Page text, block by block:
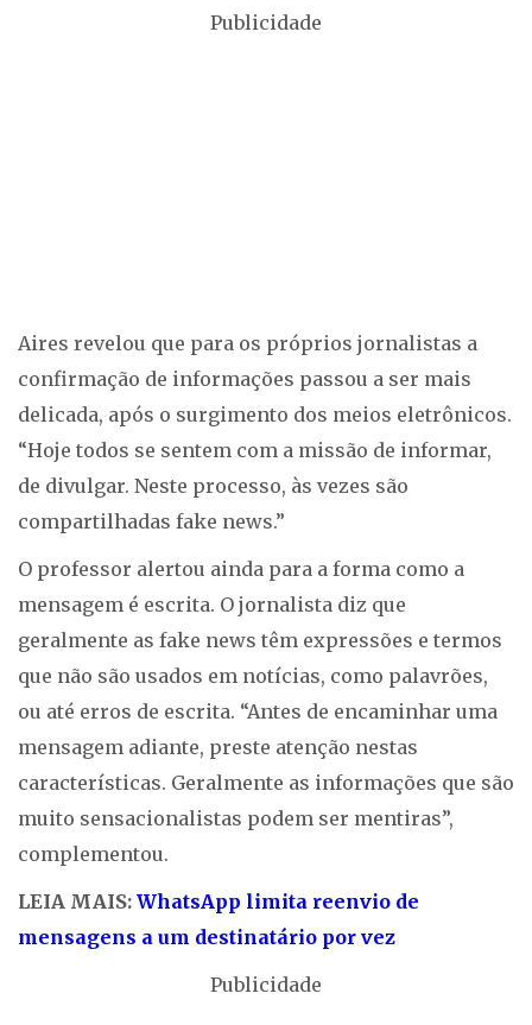
Publicidade
Aires revelou que para os próprios jornalistas a
confirmação de informações passou a ser mais
delicada, após o surgimento dos meios eletrônicos.
“Hoje todos se sentem com a missão de informar,
de divulgar. Neste processo, às vezes são
compartilhadas fake news.”
O professor alertou ainda para a forma como a
mensagem é escrita. O jornalista diz que
geralmente as fake news têm expressões e termos
que não são usados em notícias, como palavrões,
ou até erros de escrita. “Antes de encaminhar uma
mensagem adiante, preste atenção nestas
características. Geralmente as informações que são
muito sensacionalistas podem ser mentiras”,
complementou.
LEIA MAIS: WhatsApp limita reenvio de
mensagens a um destinatário por vez
Publicidade